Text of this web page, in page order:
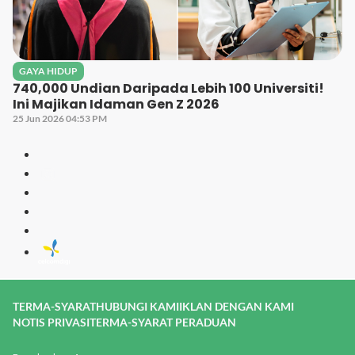
GAYA HIDUP
740,000 Undian Daripada Lebih 100 Universiti!
Ini Majikan Idaman Gen Z 2026
25 Jun 2026 04:53 PM
TERMA-SYARATHUBUNGI KAMIIKLAN DENGAN KAMI
NOTIS PRIVASITERMA-SYARAT PERADUAN